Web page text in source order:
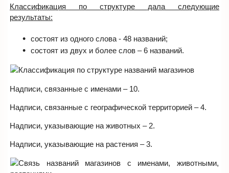
Классификация по структуре дала следующие
результаты:
состоят из одного слова - 48 названий;
состоят из двух и более слов – 6 названий.
Надписи, связанные с именами – 10.
Надписи, связанные с географической территорией – 4.
Надписи, указывающие на животных – 2.
Надписи, указывающие на растения – 3.